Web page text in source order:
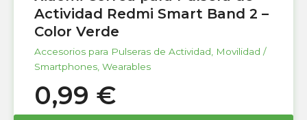
Actividad Redmi Smart Band 2 –
Color Verde
Accesorios para Pulseras de Actividad
Movilidad /
Smartphones Wearables
0,99 €